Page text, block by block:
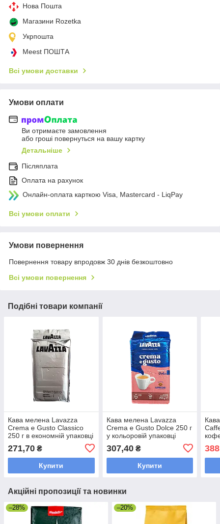
Нова Пошта
Магазини Rozetka
Укрпошта
Meest ПОШТА
Всі умови доставки
Умови оплати
Ви отримаєте замовлення
або гроші повернуться на вашу картку
Детальніше
Післяплата
Оплата на рахунок
Онлайн-оплата карткою Visa, Mastercard - LiqPay
Всі умови оплати
Умови повернення
Повернення товару впродовж 30 днів безкоштовно
Всі умови повернення
Подібні товари компанії
Кава мелена Lavazza
Crema e Gusto Classico
250 г в економній упаковці
271,70 ₴
Купити
Кава мелена Lavazza
Crema e Gusto Dolce 250 г
у кольоровій упаковці
307,40₴
Купити
Акційні пропозиції та новинки
–28% –20%